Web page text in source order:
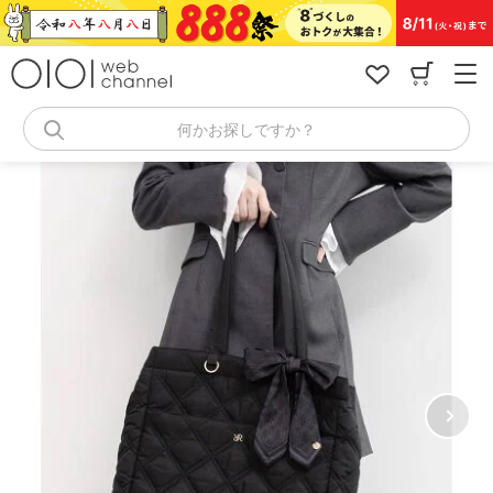
コ
ン
何かお探しですか？